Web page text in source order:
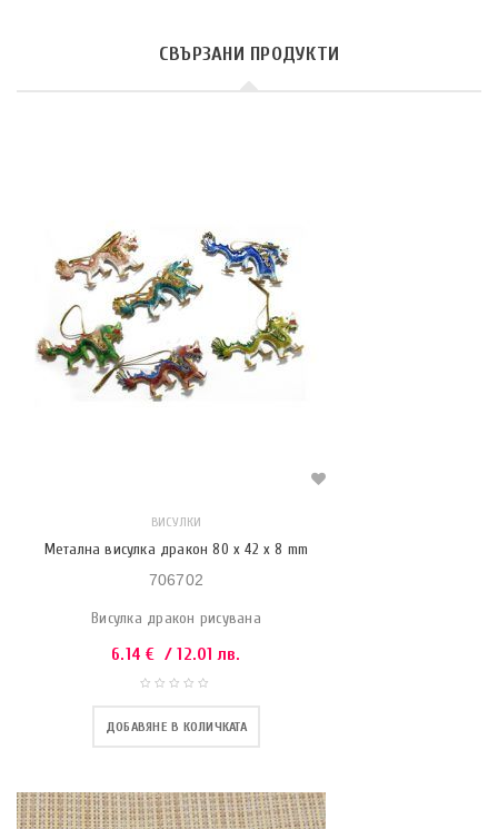
СВЪРЗАНИ ПРОДУКТИ
ВИСУЛКИ
Метална висулка дракон 80 x 42 x 8 mm
706702
Висулка дракон рисувана
6.14€ / 12.01 лв.
ДОБАВЯНЕ В КОЛИЧКАТА